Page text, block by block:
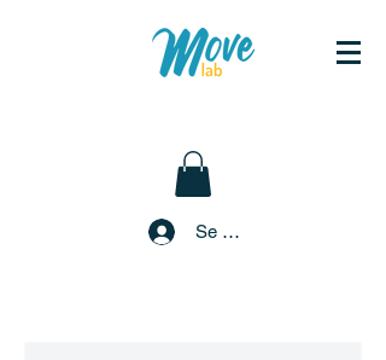
Se connecter